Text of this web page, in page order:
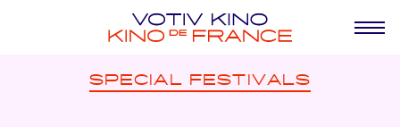
SPECIAL FESTIVALS